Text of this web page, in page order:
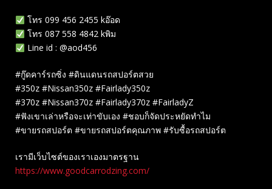
โทร 099 456 2455 kอ๊อด
โทร 087 558 4842 kพิม
Line id : @aod456
#กู๊ดคาร์รถซิ่ง #ดินแดนรถสปอร์ตสวย
#350z #Nissan350z #Fairlady350z
#370z #Nissan370z #Fairlady370z #FairladyZ
#ฟังเขาเล่าหรือจะเท่าขับเอง #ชอบก็จัดประหยัดทำไม
#ขายรถสปอร์ต #ขายรถสปอร์ตคุณภาพ #รับซื้อรถสปอร์ต
เรามีเว็บไซต์ของเราเองมาตรฐาน
https://www.goodcarrodzing.com/